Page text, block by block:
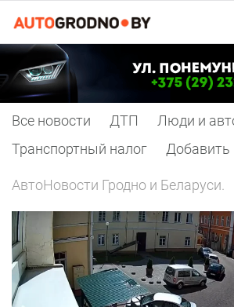
Все новости ДТП Люди и
Транспортный налог
Добавить
АвтоНовости Гродно и Беларуси.